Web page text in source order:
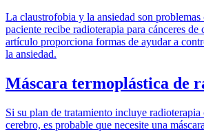
La claustrofobia y la ansiedad son problemas
paciente recibe radioterapia para cánceres de
artículo proporciona formas de ayudar a
la ansiedad.
Máscara termoplástica de
Si su plan de tratamiento incluye
cerebro, es probable que necesite una